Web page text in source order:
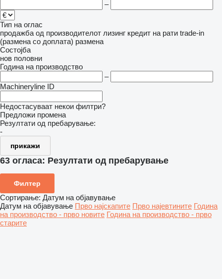
–
Тип на оглас
продажба од производителот лизинг кредит на рати trade-in
(размена со доплата) размена
Состојба
нов половни
Година на производство
–
Machineryline ID
Недостасуваат некои филтри?
Предложи промена
Резултати од пребарување:
-
прикажи
63 огласа: Резултати од пребарување
Филтер
Сортирање: Датум на објавување
Датум на објавување Прво најскапите Прво најевтините Година
на производство - прво новите Година на производство - прво
старите